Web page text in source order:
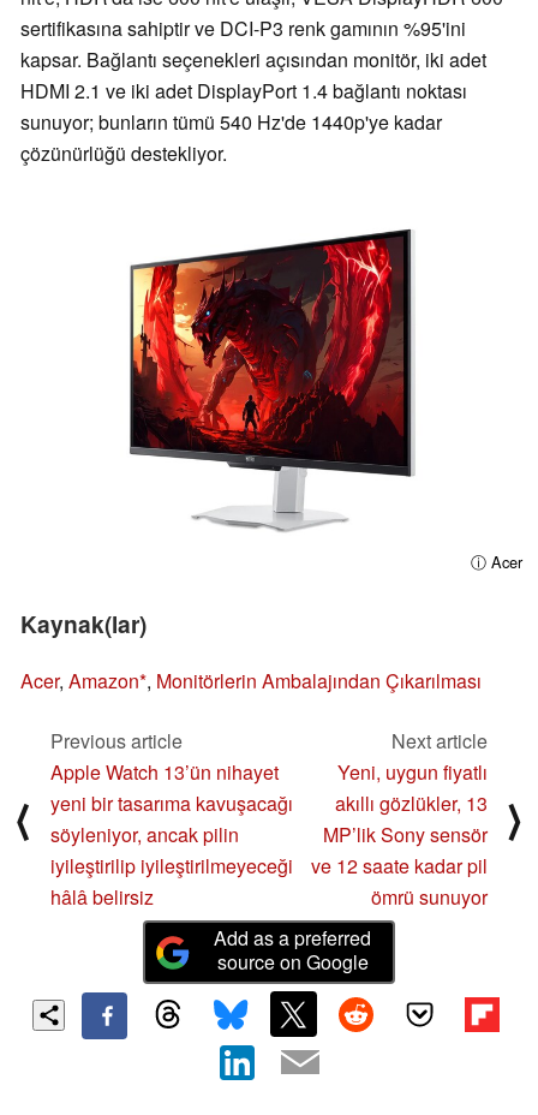
sertifikasına sahiptir ve DCI-P3 renk gamının %95'ini
kapsar. Bağlantı seçenekleri açısından monitör, iki adet
HDMI 2.1 ve iki adet DisplayPort 1.4 bağlantı noktası
sunuyor; bunların tümü 540 Hz'de 1440p'ye kadar
çözünürlüğü destekliyor.
ⓘ Acer
Kaynak(lar)
Acer, Amazon , Monitörlerin Ambalajından Çıkarılması
⟨
Previous article
Apple Watch 13’ün nihayet
yeni bir tasarıma kavuşacağı
söyleniyor, ancak pilin
iyileştirilip iyileştirilmeyeceği
hâlâ belirsiz
Next article
Yeni, uygun fiyatlı
akıllı gözlükler, 13
MP’lik Sony sensör
ve 12 saate kadar pil
ömrü sunuyor
⟩
Add as a preferred
source on Google